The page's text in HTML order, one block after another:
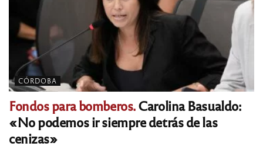
CÓRDOBA
Fondos para bomberos.Carolina Basualdo:
«No podemos ir siempre detrás de las
cenizas»